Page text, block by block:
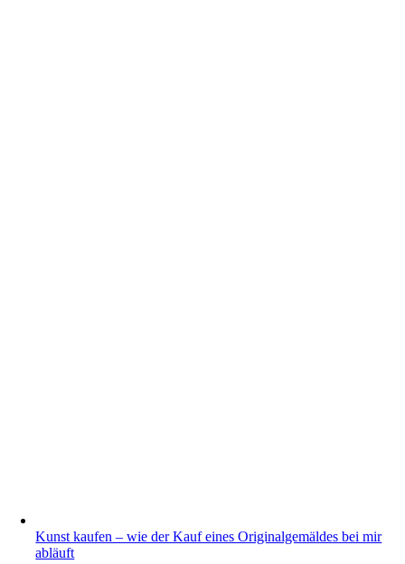
Kunst kaufen – wie der Kauf eines Originalgemäldes bei mir
abläuft